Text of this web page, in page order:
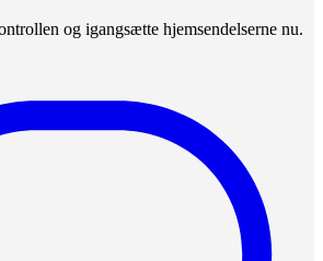
og igangsætte hjemsendelserne nu.